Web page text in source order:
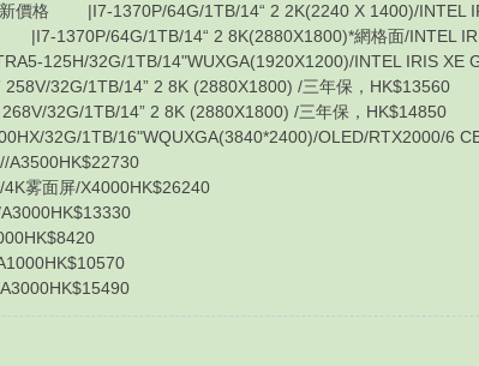
1370P/64G/1TB/14“ 2 2K(2240 X 1400)/INTEL
64G/1TB/14“ 2 8K(2880X1800)*網格面/INTEL IRIS
32G/1TB/14"WUXGA(1920X1200)/INTEL IRIS XE
32G/1TB/14” 2 8K (2880X1800) /三年保，HK$13560
32G/1TB/14” 2 8K (2880X1800) /三年保，HK$14850
1TB/16"WQUXGA(3840*2400)/OLED/RTX2000/6
面屏/X4000HK$26240